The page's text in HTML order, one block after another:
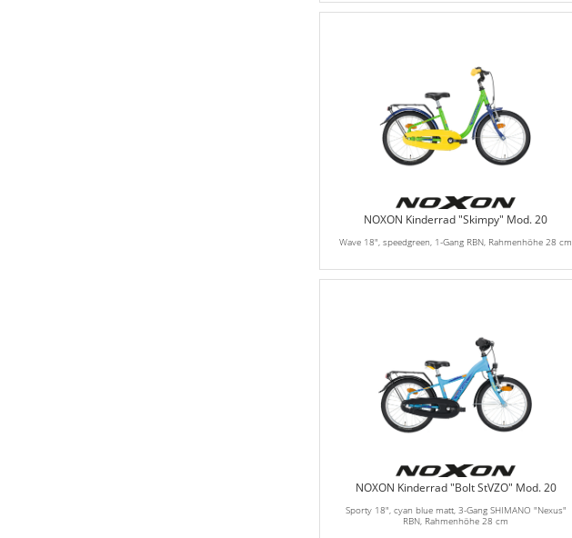
NOXON Kinderrad "Skimpy" Mod. 20
Wave 18", speedgreen, 1-Gang RBN, Rahmenhöhe 28 cm
NOXON Kinderrad "Bolt StVZO" Mod. 20
Sporty 18", cyan blue matt, 3-Gang SHIMANO "Nexus"
RBN, Rahmenhöhe 28 cm